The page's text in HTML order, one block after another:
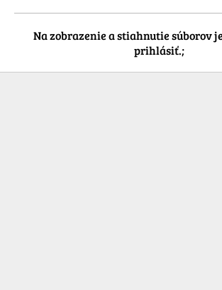
Na zobrazenie a stiahnutie súborov
prihlásiť.;